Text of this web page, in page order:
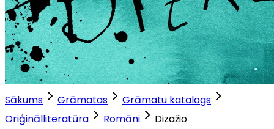
Sākums Grāmatas
Grāmatu katalogs
Oriģinālliteratūra
Romāni Dizažio